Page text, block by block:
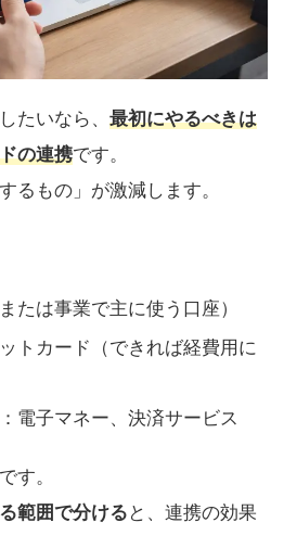
たいなら、 最初にやるべきは
の連携です。
るもの」が激減します。
たは事業で主に使う口座）
トカード（できれば経費用に
電子マネー、決済サービス
す。
範囲で分ける と、連携の効果